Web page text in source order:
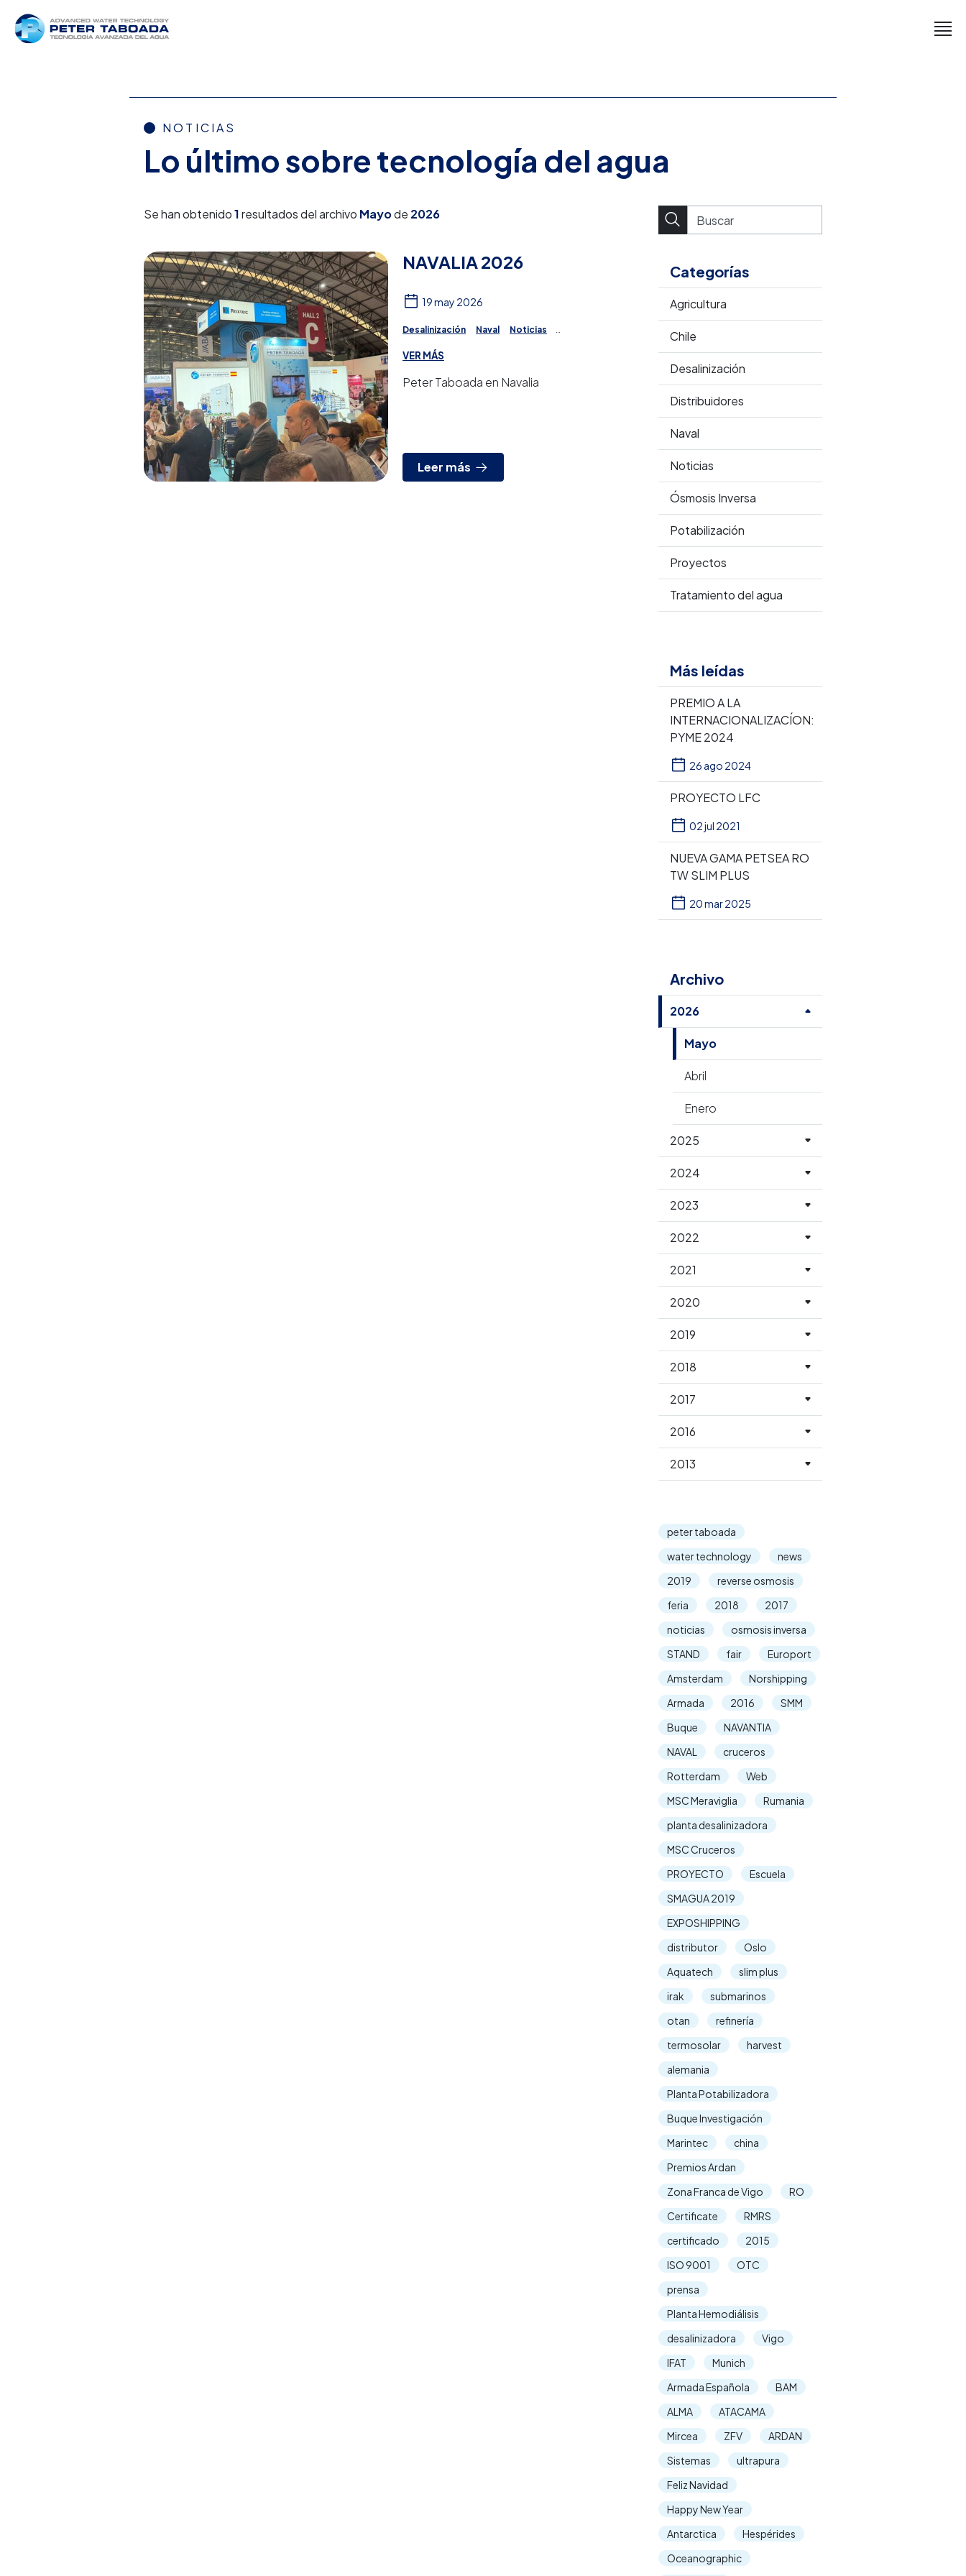
NOTICIAS
Lo último sobre tecnología del agua
Categorías
Agricultura
Chile
Desalinización
Distribuidores
Naval
Noticias
Ósmosis Inversa
Potabilización
Proyectos
Tratamiento del agua
Más leídas
PREMIO A LA
INTERNACIONALIZACÍON:
PYME 2024
26 ago 2024
PROYECTO LFC
02 jul 2021
NUEVA GAMA PETSEA RO
TW SLIM PLUS
20 mar 2025
Archivo
2026
Mayo
Abril
Enero
2025
2024
2023
2022
2021
2020
2019
2018
2017
2016
2013
peter taboada
water technology
news
2019
reverse osmosis
feria
2018
2017
noticias
osmosis inversa
STAND
fair
Europort
Amsterdam
Norshipping
Armada
2016
SMM
Buque
NAVANTIA
NAVAL
cruceros
Rotterdam
Web
MSC Meraviglia
Rumania
planta desalinizadora
MSC Cruceros
PROYECTO
Escuela
SMAGUA 2019
EXPOSHIPPING
distributor
Oslo
Aquatech
slim plus
irak
submarinos
otan
refinería
termosolar
harvest
alemania
Planta Potabilizadora
Buque Investigación
Marintec
china
Premios Ardan
Zona Franca de Vigo
RO
Certificate
RMRS
certificado
2015
ISO 9001
OTC
prensa
Planta Hemodiálisis
desalinizadora
Vigo
IFAT
Munich
Armada Española
BAM
ALMA
ATACAMA
Mircea
ZFV
ARDAN
Sistemas
ultrapura
Feliz Navidad
Happy New Year
Antarctica
Hespérides
Oceanographic
Se han obtenido1resultados del archivo Mayode 2026
NAVALIA 2026
19 may 2026
Desalinización Naval
Noticias
Ósmosis Inversa
VER MÁS
Peter Taboada en Navalia
Leer más